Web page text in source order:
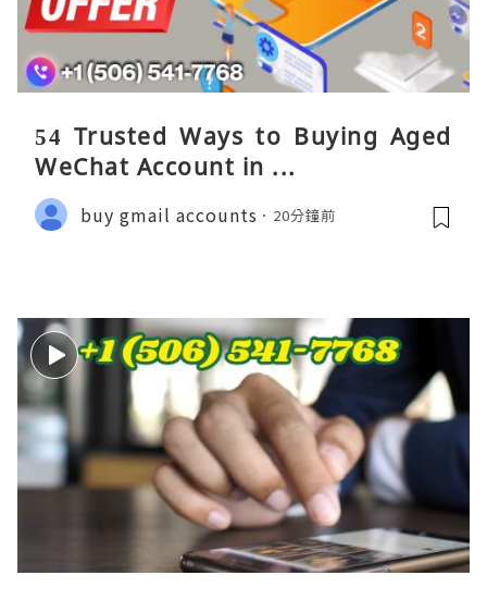
54 Trusted Ways to Buying Aged
WeChat Account in ...
buy gmail accounts 20分鐘前